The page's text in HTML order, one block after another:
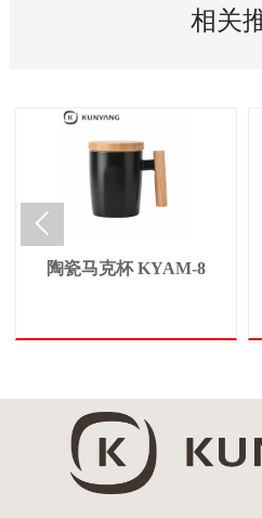
相关
陶瓷马克杯 KYAM-8
